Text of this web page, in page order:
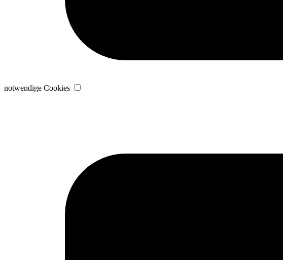
notwendige Cookies